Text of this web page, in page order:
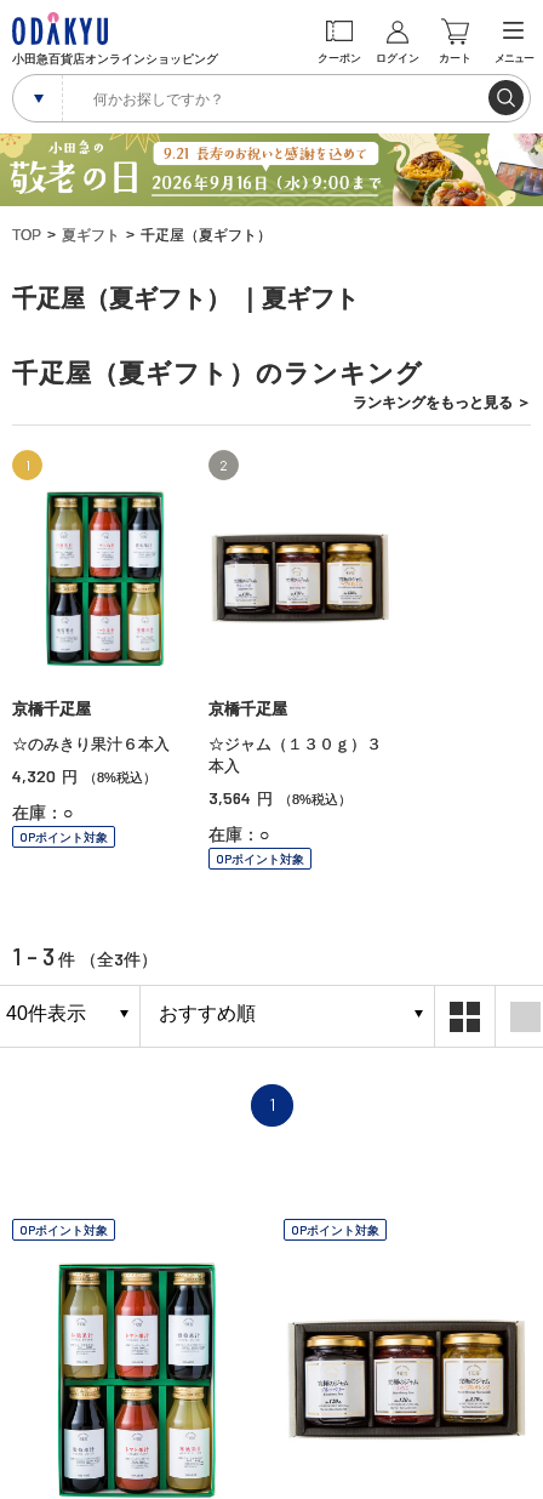
小田急百貨店オンラインショッピング クーポン ログイン カート メニュー
TOP 夏ギフト 千疋屋（夏ギフト）
千疋屋（夏ギフト） ｜夏ギフト
千疋屋（夏ギフト）のランキング
ランキングをもっと見る ＞
1
京橋千疋屋
☆のみきり果汁６本入
4,320 円 （8%税込）
在庫：○
OPポイント対象
2
京橋千疋屋
☆ジャム（１３０ｇ）３
本入
3,564 円 （8%税込）
在庫：○
OPポイント対象
1 - 3 件 （全3件）
1
OPポイント対象 OPポイント対象